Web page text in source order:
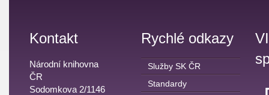
Kontakt
Národní knihovna
ČR
Sodomkova 2/1146
Rychlé odkazy
Služby SK ČR
Standardy